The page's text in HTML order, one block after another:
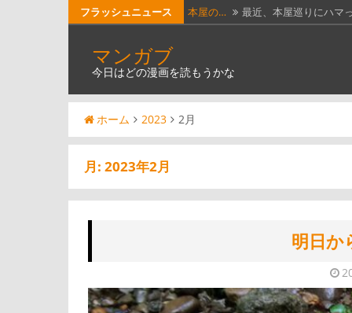
ツ
ス
ッ
フラッシュニュース 本屋の… 最近、本屋巡りにハマ
今日読…
今日読… 今日読んだ漫画は、「
マンガブ
今日はどの漫画を読もうかな
ホーム 2023 2月
月: 2023年2月
明日か